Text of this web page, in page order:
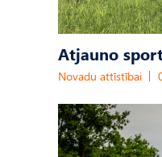
Atjauno
Novadu attīstībai